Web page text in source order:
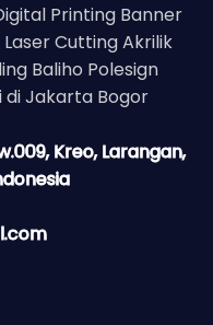
Printing Banner
Cutting Akrilik
Baliho Polesign
di Jakarta Bogor
Kreo, Larangan,